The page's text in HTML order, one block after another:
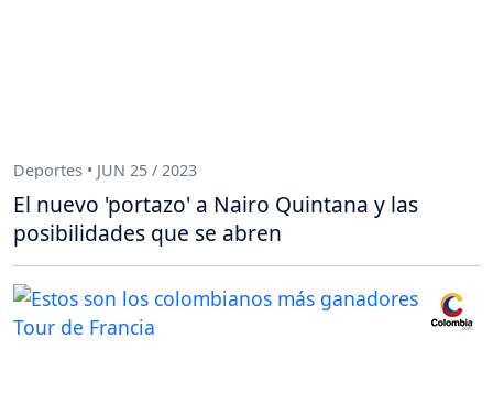
Deportes • JUN 25 / 2023
El nuevo 'portazo' a Nairo Quintana y las
posibilidades que se abren